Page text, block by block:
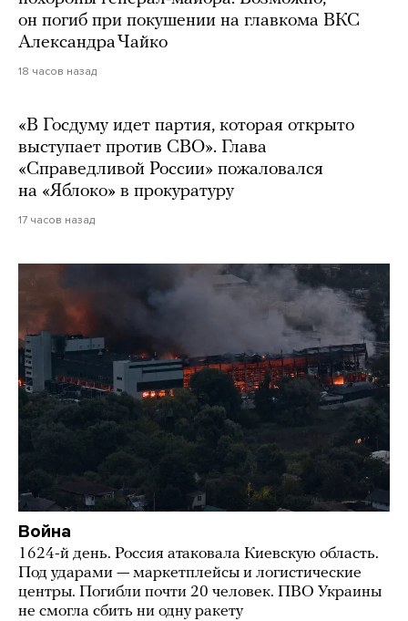
он погиб при покушении на главкома ВКС
Александра Чайко
18 часов назад
«В Госдуму идет партия, которая открыто
выступает против СВО». Глава
«Справедливой России» пожаловался
на «Яблоко» в прокуратуру
17 часов назад
Война
1624-й день. Россия атаковала Киевскую область.
Под ударами — маркетплейсы и логистические
центры. Погибли почти 20 человек. ПВО Украины
не смогла сбить ни одну ракету